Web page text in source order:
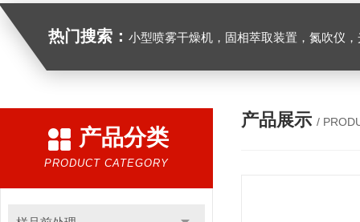
热门搜索： 小型喷雾干燥机，固相萃取装置，氮吹仪，光化学反应仪，低温恒温槽，超声波细胞
产品分类
PRODUCT CATEGORY
产品展示 /